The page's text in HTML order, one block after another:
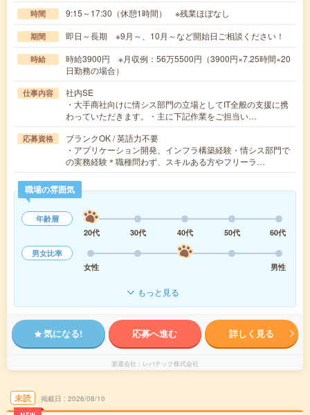
時間 9:15～17:30（休憩1時間） ※残業ほぼなし
期間 即日～長期 ※9月～、10月～など開始日ご相談ください！
時給
時給3900円 ※月収例：56万5500円（3900円×7.25時間×20
日勤務の場合）
仕事内容
社内SE
・大手商社向けに情シス部門の立場としてIT全般の支援に携
わっていただきます。・主に下記作業をご担当い…
応募資格
ブランクOK / 英語力不要
・アプリケーション開発、インフラ構築経験・情シス部門で
の実務経験＊職種問わず、スキルある方やフリーラ…
職場の雰囲気
年齢層
20代
30代 40代 50代
60代
男女比率
女性
男性
もっと見る
気になる! 応募へ進む 詳しく見る
派遣会社 レバテック株式会社
未読 掲載日 2026/08/10